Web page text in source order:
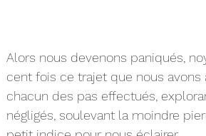
Alors nous devenons paniqués,
cent fois ce trajet que nous
chacun des pas effectués,
négligés, soulevant la moindre